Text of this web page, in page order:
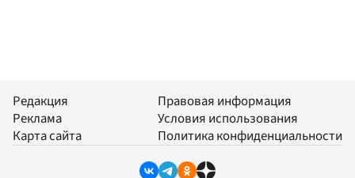
Редакция
Реклама
Карта сайта
Правовая информация
Условия использования
Политика конфиденциальности